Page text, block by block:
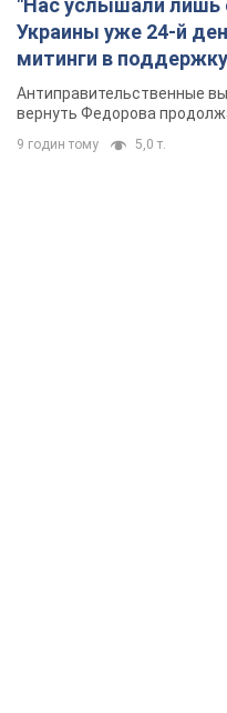
"Нас услышали лишь
Украины уже 24-й
митинги в
Антиправительственные
вернуть Федорова
9 годин тому 5,0 т.